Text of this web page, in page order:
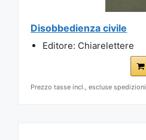
Disobbedienza civile
Editore: Chiarelettere
Prezzo tasse incl., escluse spedizioni